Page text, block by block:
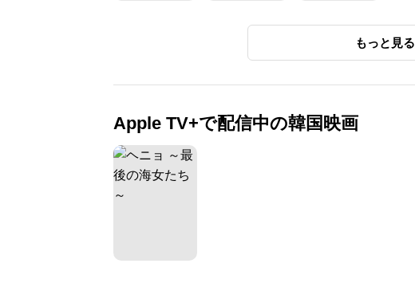
もっと見る
Apple TV+で配信中の韓国映画